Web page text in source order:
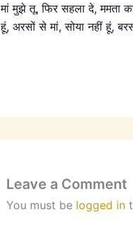
मां मुझे तू, फिर सहला दे, ममता
हूं, अरसों से मां, सोया नहीं हूं,
Leave a Comment
You must be logged in